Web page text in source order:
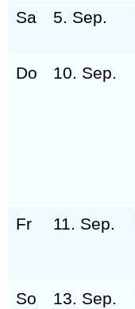
Sa 5. Sep.
Do
10. Sep.
Fr 11. Sep.
So 13. Sep.